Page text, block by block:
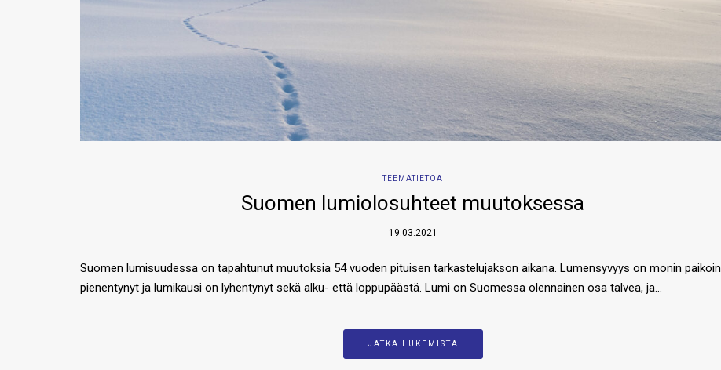
TEEMATIETOA
Suomen lumiolosuhteet muutoksessa
19.03.2021
Suomen lumisuudessa on tapahtunut muutoksia 54 vuoden pituisen tarkastelujakson aikana. Lumensyvyys on monin paikoin
pienentynyt ja lumikausi on lyhentynyt sekä alku- että loppupäästä. Lumi on Suomessa olennainen osa talvea, ja…
JATKA LUKEMISTA